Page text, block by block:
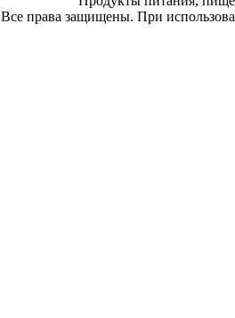
Все права защищены. При